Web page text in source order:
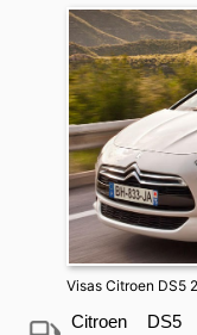
Visas Citroen DS5
Citroen